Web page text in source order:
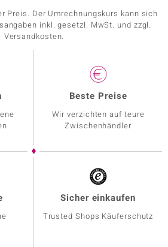
Preis. Der Umrechnungskurs kann sich
inkl. gesetzl. MwSt. und zzgl.
Versandkosten.
Beste Preise
Wir verzichten auf teure
Zwischenhändler
Sicher einkaufen
Trusted Shops Käuferschutz